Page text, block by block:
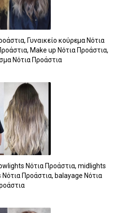
Γυναικείο κούρεμα Νότια
Make up Νότια Προάστια,
Νότια Προάστια
Νότια Προάστια, midlights
Προάστια, balayage Νότια